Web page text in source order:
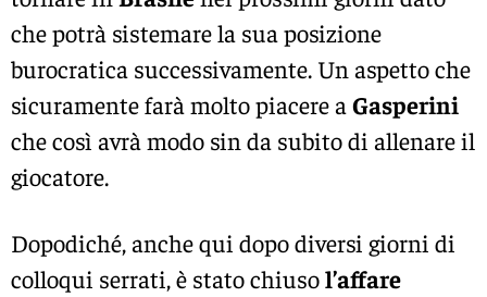
che potrà sistemare la sua posizione
burocratica successivamente. Un aspetto che
sicuramente farà molto piacere a Gasperini
che così avrà modo sin da subito di allenare il
giocatore.
Dopodiché, anche qui dopo diversi giorni di
colloqui serrati, è stato chiusol’affare